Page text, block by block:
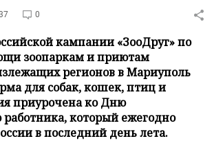
0
кампании «ЗооДруг» по
зоопаркам и приютам
регионов в Мариуполь
для собак, кошек, птиц и
приурочена ко Дню
работника, который ежегодно
в последний день лета.